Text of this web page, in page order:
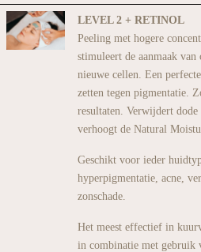
LEVEL 2 + RETINOL
Peeling met hogere
stimuleert de aanmaak van
nieuwe cellen. Een
zetten tegen pigmentatie.
resultaten. Verwijdert
verhoogt de Natural
Geschikt voor ieder
hyperpigmentatie, acne,
zonschade.
Het meest effectief in
in combinatie met gebruik